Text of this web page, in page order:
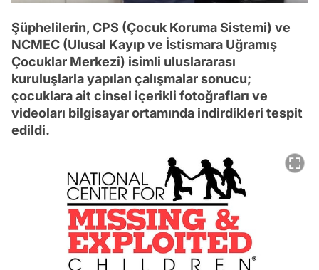
Şüphelilerin, CPS (Çocuk Koruma Sistemi) ve
NCMEC (Ulusal Kayıp ve İstismara Uğramış
Çocuklar Merkezi) isimli uluslararası
kuruluşlarla yapılan çalışmalar sonucu;
çocuklara ait cinsel içerikli fotoğrafları ve
videoları bilgisayar ortamında indirdikleri tespit
edildi.